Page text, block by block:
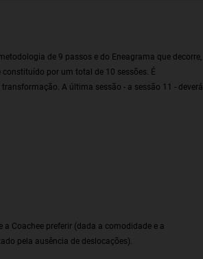
de 9 passos e do Eneagrama que decorre,
por um total de 10 sessões. É
A última sessão - a sessão 11 - deverá
Coachee preferir (dada a comodidade e a
pela ausência de deslocações).